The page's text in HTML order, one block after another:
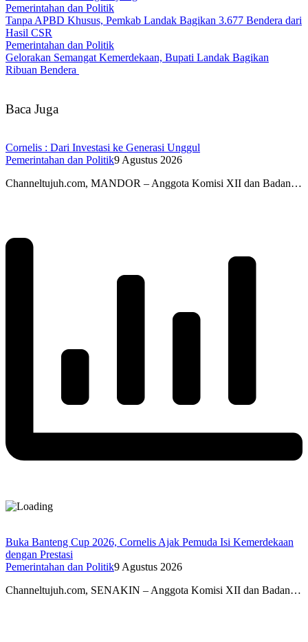
Pemerintahan dan Politik
Tanpa APBD Khusus, Pemkab Landak Bagikan 3.677 Bendera dari
Hasil CSR
Pemerintahan dan Politik
Gelorakan Semangat Kemerdekaan, Bupati Landak Bagikan
Ribuan Bendera
Baca Juga
Cornelis : Dari Investasi ke Generasi Unggul
Pemerintahan dan Politik9 Agustus 2026
Channeltujuh.com, MANDOR – Anggota Komisi XII dan Badan…
Buka Banteng Cup 2026, Cornelis Ajak Pemuda Isi Kemerdekaan
dengan Prestasi
Pemerintahan dan Politik9 Agustus 2026
Channeltujuh.com, SENAKIN – Anggota Komisi XII dan Badan…